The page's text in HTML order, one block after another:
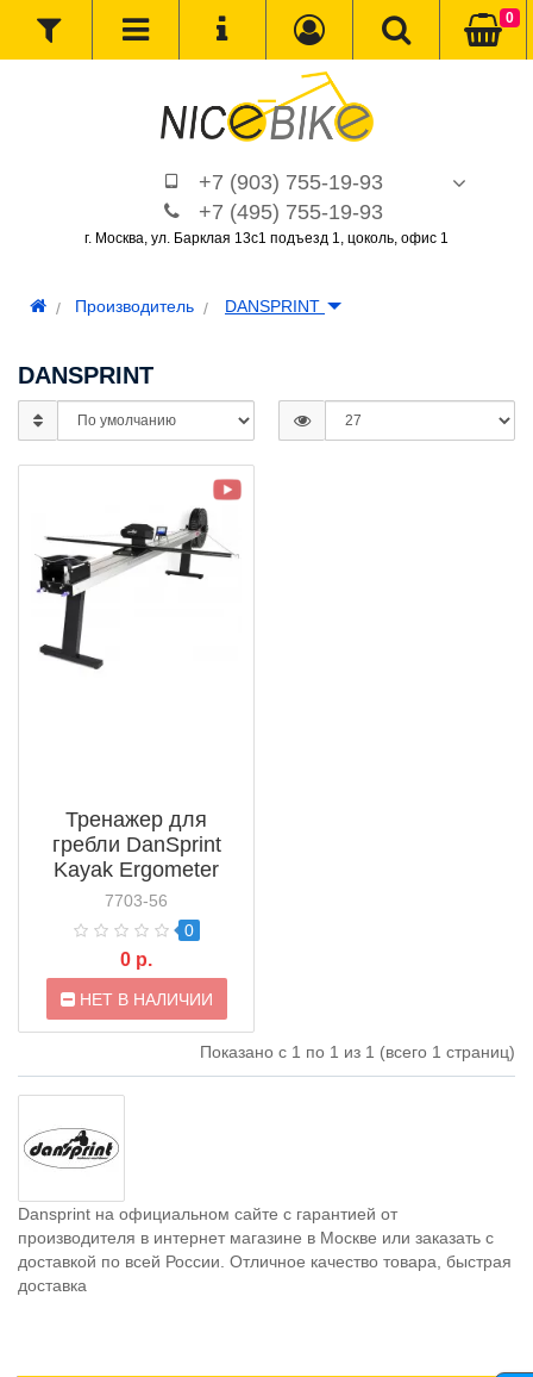
+7 (903) 755-19-93
+7 (495) 755-19-93
г. Москва, ул. Барклая 13с1 подъезд 1, цоколь, офис 1
0
Производитель DANSPRINT
DANSPRINT
Тренажер для
гребли DanSprint
Kayak Ergometer
(KE0001P)
7703-56
0
0 р.
НЕТ В НАЛИЧИИ
Показано с 1 по 1 из 1 (всего 1 страниц)
Dansprint на официальном сайте с гарантией от
производителя в интернет магазине в Москве или заказать с
доставкой по всей России. Отличное качество товара, быстрая
доставка